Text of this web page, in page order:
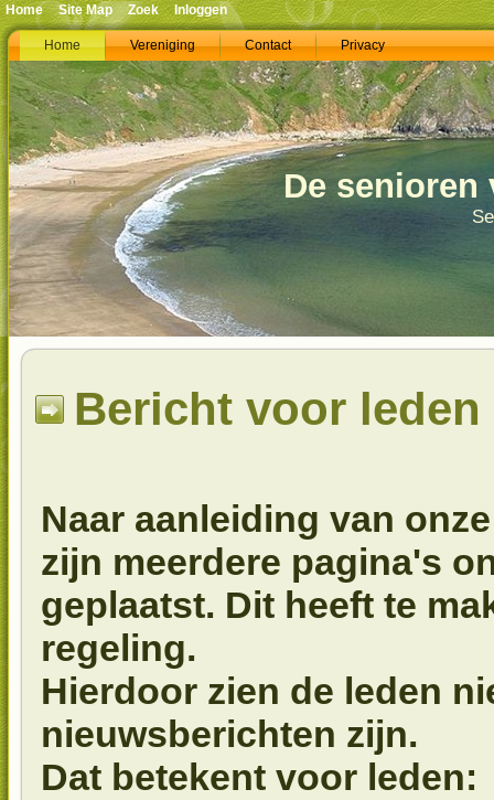
Home Vereniging Contact Privacy
De senioren
Bericht voor leden
Naar aanleiding van
zijn meerdere pagina's
geplaatst. Dit heeft te
regeling.
Hierdoor zien de leden
nieuwsberichten zijn.
Dat betekent voor leden:
Home Site Map Zoek Inloggen